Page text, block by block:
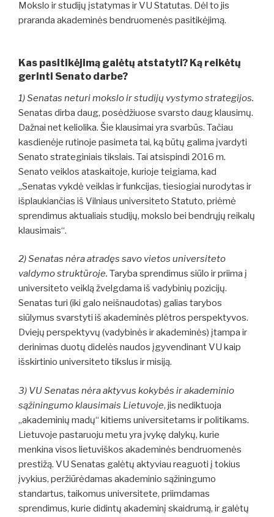
Mokslo ir studijų įstatymas ir VU Statutas. Dėl to jis
praranda akademinės bendruomenės pasitikėjimą.
Kas pasitikėjimą galėtų atstatyti? Ką reikėtų
gerinti Senato darbe?
1) Senatas neturi mokslo ir studijų vystymo strategijos.
Senatas dirba daug, posėdžiuose svarsto daug klausimų.
Dažnai net keliolika. Šie klausimai yra svarbūs. Tačiau
kasdienėje rutinoje pasimeta tai, ką būtų galima įvardyti
Senato strateginiais tikslais. Tai atsispindi 2016 m.
Senato veiklos ataskaitoje, kurioje teigiama, kad
„Senatas vykdė veiklas ir funkcijas, tiesiogiai nurodytas ir
išplaukiančias iš Vilniaus universiteto Statuto, priėmė
sprendimus aktualiais studijų, mokslo bei bendrųjų reikalų
klausimais“.
2) Senatas nėra atradęs savo vietos universiteto
valdymo struktūroje. Taryba sprendimus siūlo ir priima į
universiteto veiklą žvelgdama iš vadybinių pozicijų.
Senatas turi (iki galo neišnaudotas) galias tarybos
siūlymus svarstyti iš akademinės plėtros perspektyvos.
Dviejų perspektyvų (vadybinės ir akademinės) įtampa ir
derinimas duotų didelės naudos įgyvendinant VU kaip
išskirtinio universiteto tikslus ir misiją.
3) VU Senatas nėra aktyvus kokybės ir akademinio
sąžiningumo klausimais Lietuvoje, jis nediktuoja
„akademinių madų“ kitiems universitetams ir politikams.
Lietuvoje pastaruoju metu yra įvykę dalykų, kurie
menkina visos lietuviškos akademinės bendruomenės
prestižą. VU Senatas galėtų aktyviau reaguoti į tokius
įvykius, peržiūrėdamas akademinio sąžiningumo
standartus, taikomus universitete, priimdamas
sprendimus, kurie didintų akademinį skaidrumą, ir galėtų